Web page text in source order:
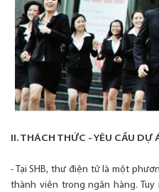
II. THÁCH THỨC - YÊU CẦU DỰ
- Tại SHB, thư điện tử là một
thành viên trong ngân hàng.